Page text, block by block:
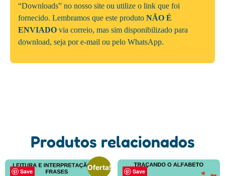
“Downloads” no nosso site ou utilize o link que foi
fornecido. Lembramos que este produto NÃO É
ENVIADO via correio, mas sim disponibilizado para
download, seja por e-mail ou pelo WhatsApp.
Produtos relacionados
Save
Oferta!
Save